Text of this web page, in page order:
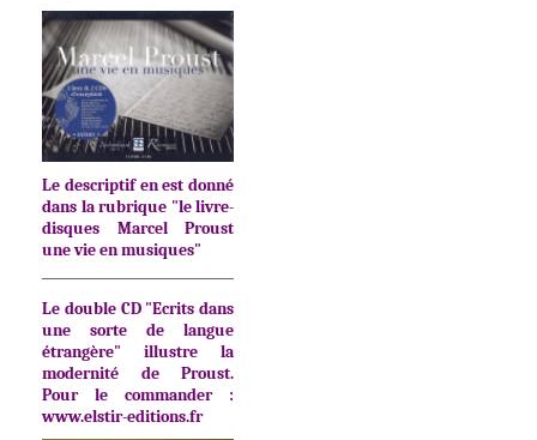
Le descriptif en est donné
dans la rubrique "le livre-
disques Marcel Proust
une vie en musiques"
Le double CD "Ecrits dans
une sorte de langue
étrangère" illustre la
modernité de Proust.
Pour le commander :
www.elstir-editions.fr